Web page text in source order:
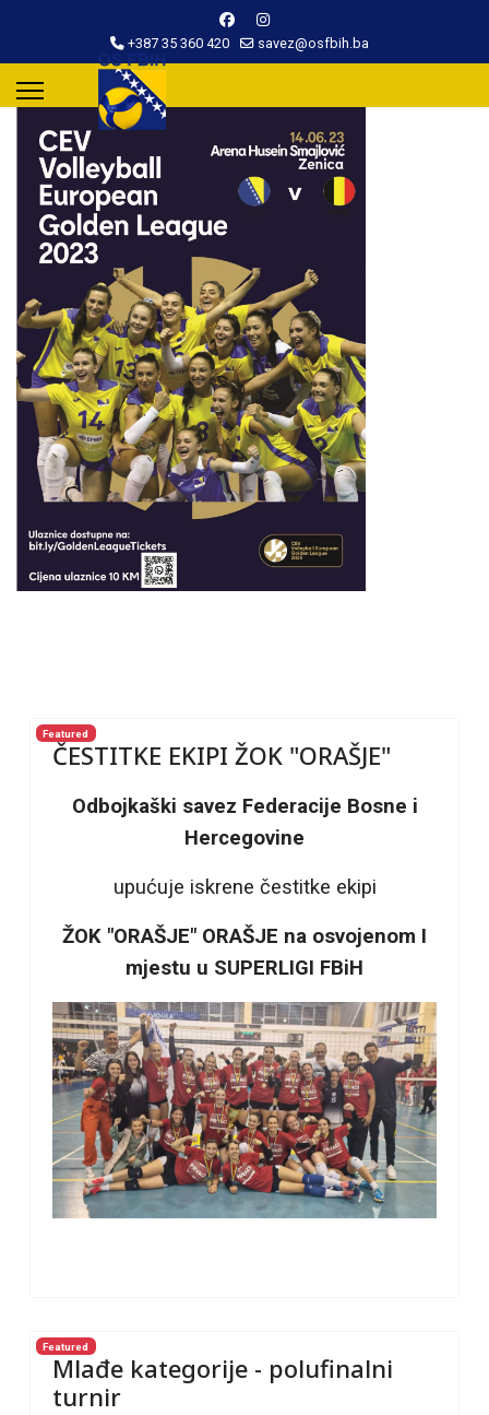
+387 35 360 420 savez@osfbih.ba
Featured
ČESTITKE EKIPI ŽOK "ORAŠJE"
Odbojkaški savez Federacije Bosne i
Hercegovine
upućuje iskrene čestitke ekipi
ŽOK "ORAŠJE" ORAŠJE na osvojenom I
mjestu u SUPERLIGI FBiH
Featured
Mlađe kategorije - polufinalni
turnir